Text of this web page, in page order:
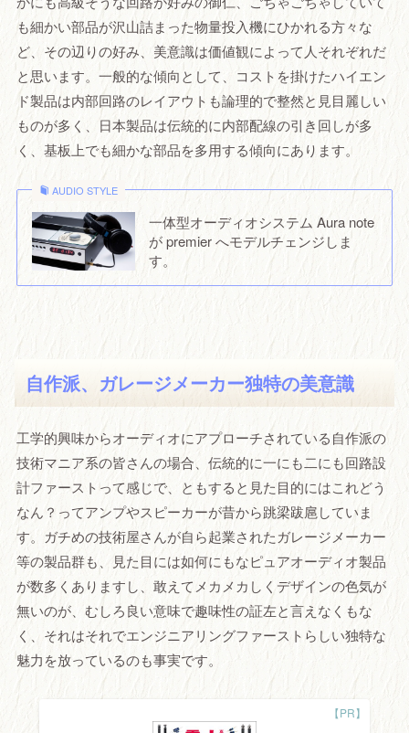
も細かい部品が沢山詰まった物量投入機にひかれる方々な
ど、その辺りの好み、美意識は価値観によって人それぞれだ
と思います。一般的な傾向として、コストを掛けたハイエン
ド製品は内部回路のレイアウトも論理的で整然と見目麗しい
ものが多く、日本製品は伝統的に内部配線の引き回しが多
く、基板上でも細かな部品を多用する傾向にあります。
AUDIO STYLE
一体型オーディオシステム Aura note
が premier へモデルチェンジしま
す。
自作派、ガレージメーカー独特の美意識
工学的興味からオーディオにアプローチされている自作派の
技術マニア系の皆さんの場合、伝統的に一にも二にも回路設
計ファーストって感じで、ともすると見た目的にはこれどう
なん？ってアンプやスピーカーが昔から跳梁跋扈していま
す。ガチめの技術屋さんが自ら起業されたガレージメーカー
等の製品群も、見た目には如何にもなピュアオーディオ製品
が数多くありますし、敢えてメカメカしくデザインの色気が
無いのが、むしろ良い意味で趣味性の証左と言えなくもな
く、それはそれでエンジニアリングファーストらしい独特な
魅力を放っているのも事実です。